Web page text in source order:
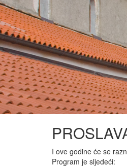
I ove godine će se
Program je sljedeći: